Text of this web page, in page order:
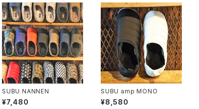
SUBU NANNEN
¥7,480
SUBU amp MONO
¥8,580